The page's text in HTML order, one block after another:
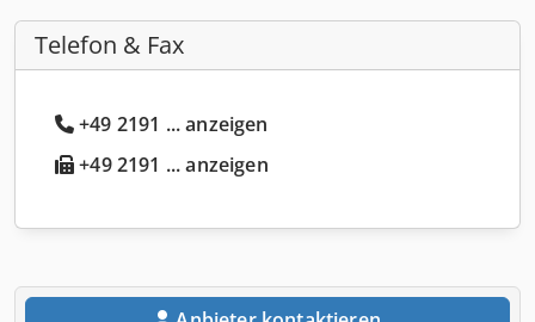
Telefon & Fax
+49 2191 ... anzeigen
+49 2191 ... anzeigen